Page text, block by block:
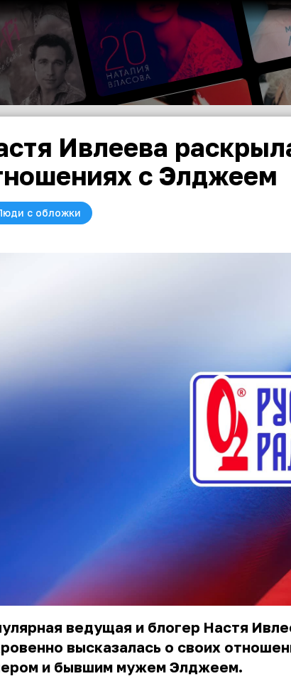
Ивлеева
с Элджеем
с обложки
ведущая и блогер Настя
высказалась о своих
и бывшим мужем Элджеем.